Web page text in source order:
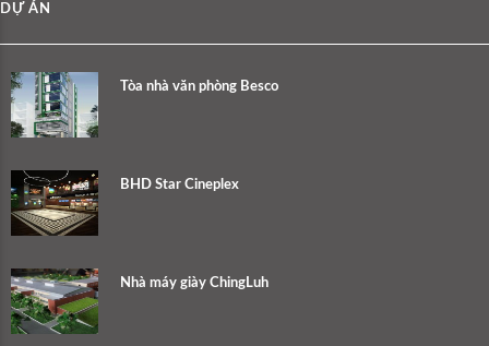
DỰ ÁN
Tòa nhà văn phòng Besco
BHD Star Cineplex
Nhà máy giày ChingLuh